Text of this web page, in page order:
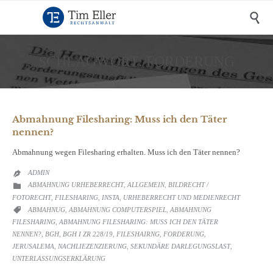

SCHLAGWORT:FORDERUNG
Abmahnung Filesharing: Muss ich den Täter
nennen?
Abmahnung wegen Filesharing erhalten. Muss ich den Täter nennen?
 ADMIN
 CATEGORY
ABMAHNUNG URHEBERRECHT, ALLGEMEIN, BILDRECHT /
FOTORECHT, FILESHARING INSTA URHEBERRECHT UND MEDIENRECHT
 CATEGORY
ABMAHNUG ABMAHNUNG COMPUTERSPIEL ABMAHNUNG
FILESHARING,ABMAHNUNG FILESHARING: MUSS ICH DEN TÄTER
NENNEN?, BGH, BGH I ZR 228/19, FILESHAIRNG, FORDERUNG,
JERUSALEMA, NACHLIEZENZIERUNG, SEKUNDÄRE DARLEGUNGSLAST,
UNTERLASSUNGSERKLÄRUNG